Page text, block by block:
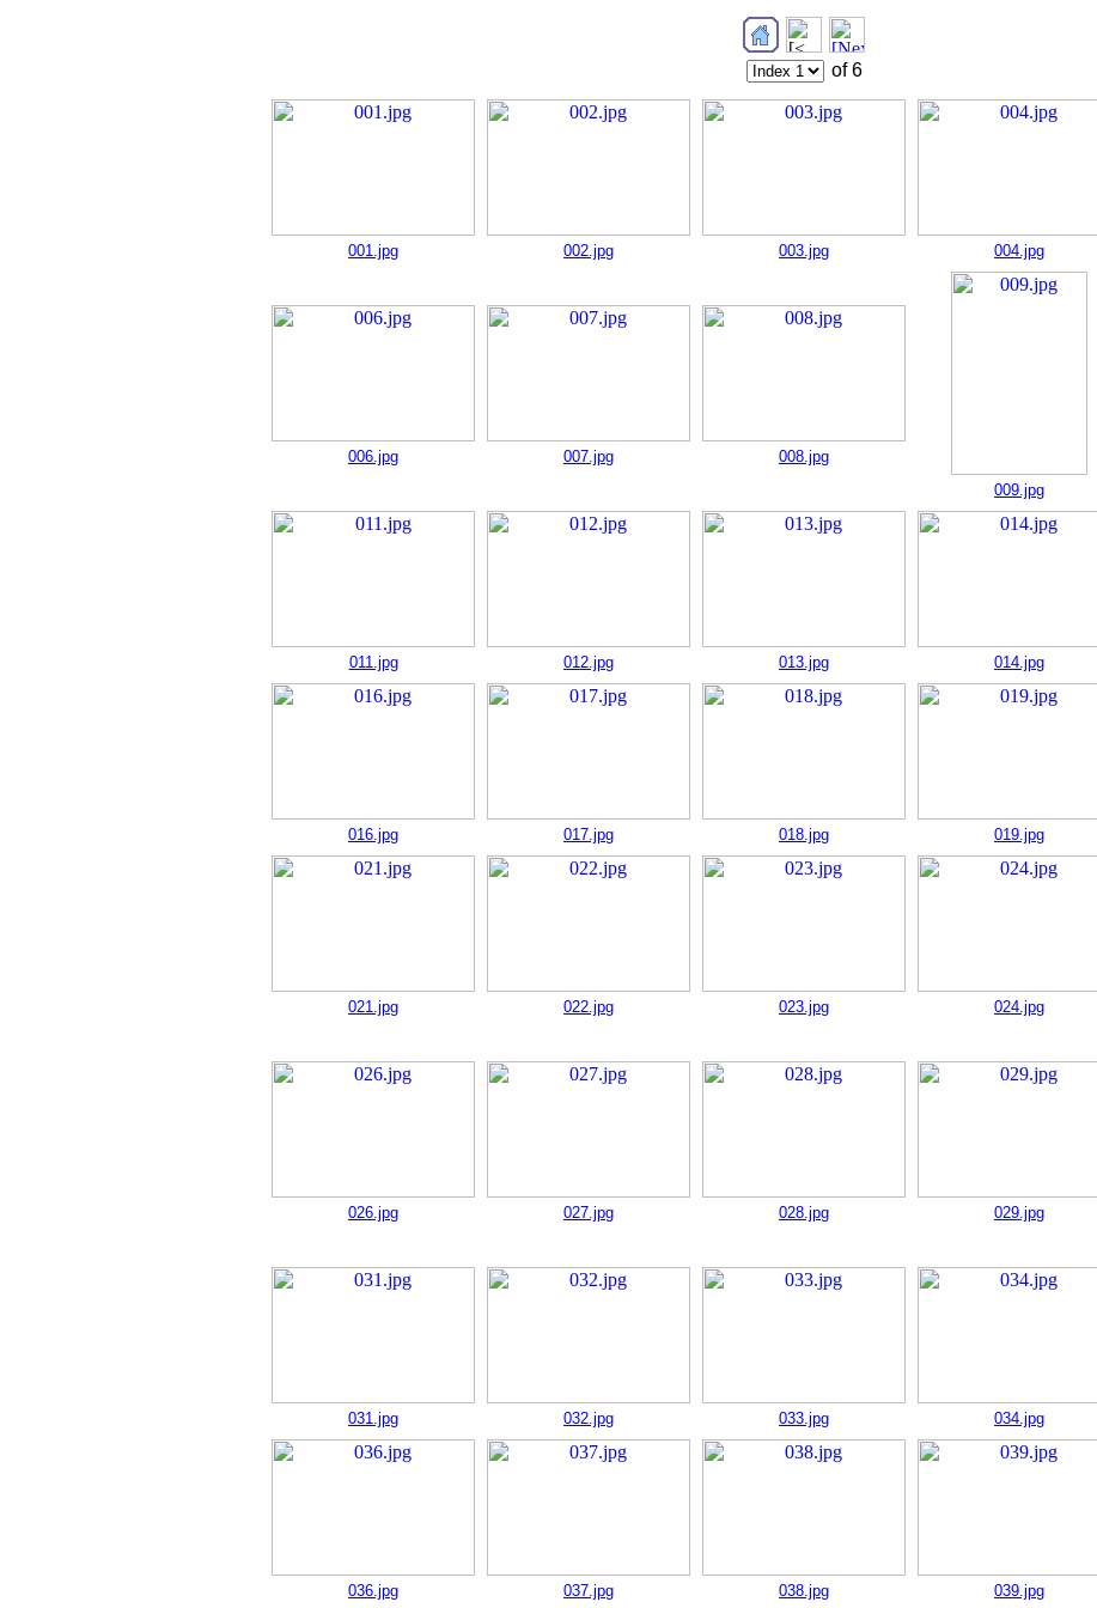
of 6
001.jpg 002.jpg 003.jpg 004.jpg
006.jpg 007.jpg
008.jpg
009.jpg
011.jpg 012.jpg 013.jpg 014.jpg
016.jpg 017.jpg 018.jpg 019.jpg
021.jpg 022.jpg 023.jpg 024.jpg
026.jpg 027.jpg 028.jpg
029.jpg
031.jpg 032.jpg 033.jpg 034.jpg
036.jpg 037.jpg 038.jpg 039.jpg